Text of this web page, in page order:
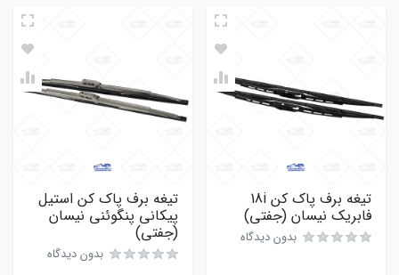
تیغه برف پاک کن 18i
فابریک نیسان (جفتی)
بدون دیدگاه
تیغه برف پاک کن استیل
پیکانی پنگوئنی نیسان
(جفتی)
بدون دیدگاه